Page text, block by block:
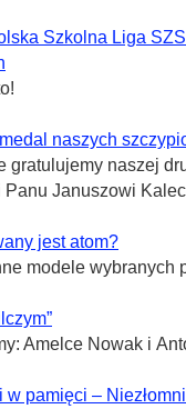
Szkolna Liga
naszych
gratulujemy naszej
Panu Januszowi
jest atom?
modele wybranych
Amelce Nowak i
w pamięci –